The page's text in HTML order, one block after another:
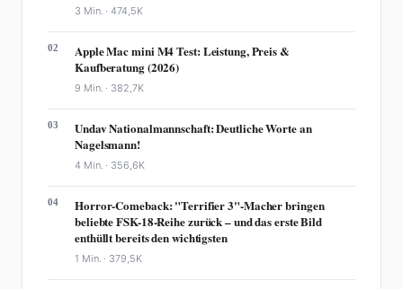
3 Min. ·474,5K
02
Apple Mac mini M4 Test: Leistung, Preis &
Kaufberatung (2026)
9 Min. · 382,7K
03
Undav Nationalmannschaft: Deutliche Worte an
Nagelsmann!
4 Min. · 356,6K
04
Horror-Comeback: "Terrifier 3"-Macher bringen
beliebte FSK-18-Reihe zurück – und das erste Bild
enthüllt bereits den wichtigsten
1 Min. · 379,5K